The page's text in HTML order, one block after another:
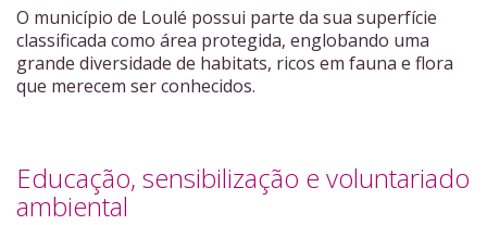
O município de Loulé possui parte da sua superfície
classificada como área protegida, englobando uma
grande diversidade de habitats, ricos em fauna e flora
que merecem ser conhecidos.
Educação, sensibilização e voluntariado
ambiental